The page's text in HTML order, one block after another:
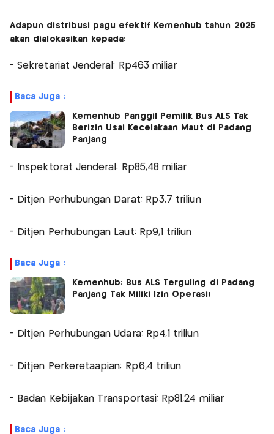
Adapun distribusi pagu efektif Kemenhub tahun 2025
akan dialokasikan kepada:
- Sekretariat Jenderal: Rp463 miliar
Baca Juga :
Kemenhub Panggil Pemilik Bus ALS Tak
Berizin Usai Kecelakaan Maut di Padang
Panjang
- Inspektorat Jenderal: Rp85,48 miliar
- Ditjen Perhubungan Darat: Rp3,7 triliun
- Ditjen Perhubungan Laut: Rp9,1 triliun
Baca Juga :
Kemenhub: Bus ALS Terguling di Padang
Panjang Tak Miliki Izin Operasi!
- Ditjen Perhubungan Udara: Rp4,1 triliun
- Ditjen Perkeretaapian: Rp6,4 triliun
- Badan Kebijakan Transportasi: Rp81,24 miliar
Baca Juga :